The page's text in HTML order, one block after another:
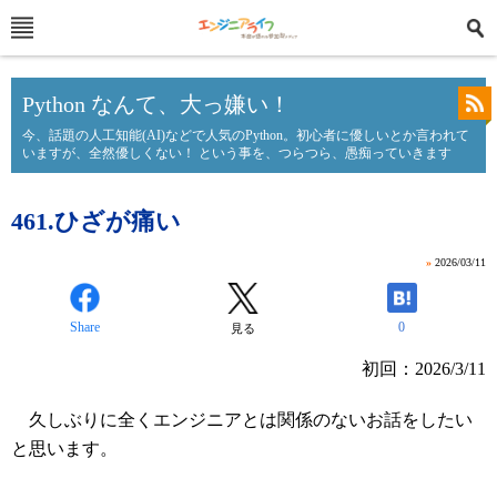
Python なんて、大っ嫌い！
今、話題の人工知能(AI)などで人気のPython。初心者に優しいとか言われて
いますが、全然優しくない！ という事を、つらつら、愚痴っていきます
461.ひざが痛い
» 2026/03/11
Share 見る 0
初回：2026/3/11
久しぶりに全くエンジニアとは関係のないお話をしたい
と思います。